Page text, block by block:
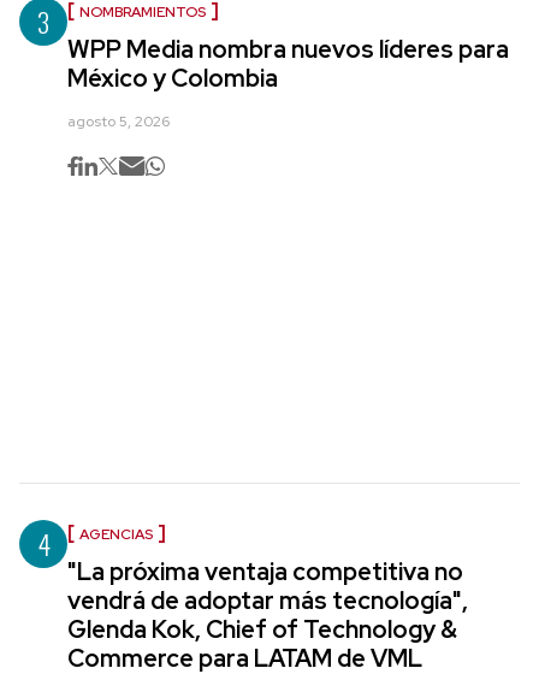
3 NOMBRAMIENTOS
WPP Media nombra nuevos líderes para
México y Colombia
agosto 5, 2026
4 AGENCIAS
"La próxima ventaja competitiva no
vendrá de adoptar más tecnología",
Glenda Kok, Chief of Technology &
Commerce para LATAM de VML